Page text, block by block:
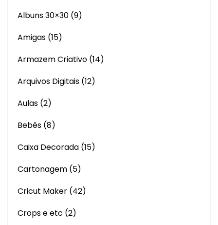
Albuns 30×30 (9)
Amigas (15)
Armazem Criativo (14)
Arquivos Digitais (12)
Aulas (2)
Bebês (8)
Caixa Decorada (15)
Cartonagem (5)
Cricut Maker (42)
Crops e etc (2)